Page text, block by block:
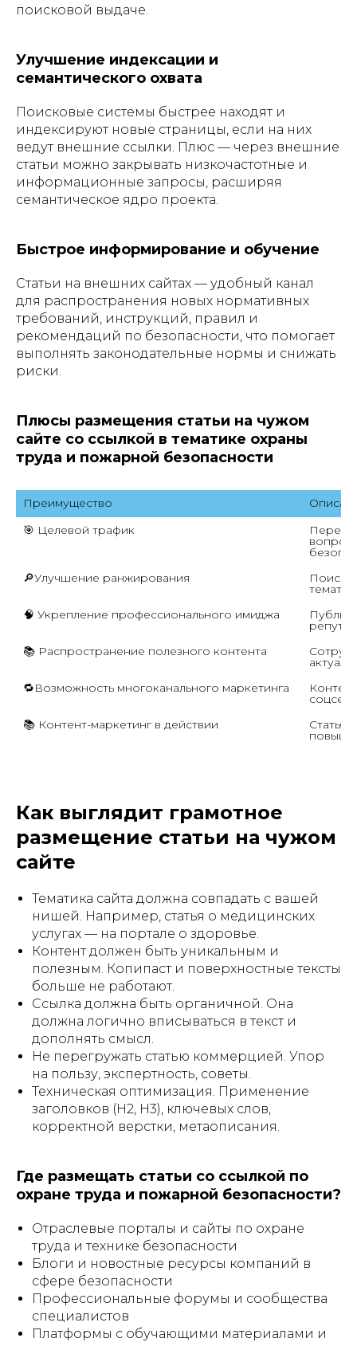
поисковой выдаче.
Улучшение индексации и
семантического охвата
Поисковые системы быстрее находят и
индексируют новые страницы, если на них
ведут внешние ссылки. Плюс — через внешние
статьи можно закрывать низкочастотные и
информационные запросы, расширяя
семантическое ядро проекта.
Быстрое информирование и обучение
Статьи на внешних сайтах — удобный канал
для распространения новых нормативных
требований, инструкций, правил и
рекомендаций по безопасности, что помогает
выполнять законодательные нормы и снижать
риски.
Плюсы размещения статьи на чужом
сайте со ссылкой в тематике охраны
труда и пожарной безопасности
Преимущество
🎯 Целевой трафик
🔎Улучшение ранжирования
🧠 Укрепление профессионального имиджа
📚 Распространение полезного контента
🔁Возможность многоканального маркетинга
📚 Контент-маркетинг в действии
Статья
Как выглядит грамотное
размещение статьи на чужом
сайте
Тематика сайта должна совпадать с вашей
нишей. Например, статья о медицинских
услугах — на портале о здоровье.
Контент должен быть уникальным и
полезным. Копипаст и поверхностные тексты
больше не работают.
Ссылка должна быть органичной. Она
должна логично вписываться в текст и
дополнять смысл.
Не перегружать статью коммерцией. Упор
на пользу, экспертность, советы.
Техническая оптимизация. Применение
заголовков (H2, H3), ключевых слов,
корректной верстки, метаописания.
Где размещать статьи со ссылкой по
охране труда и пожарной безопасности?
Отраслевые порталы и сайты по охране
труда и технике безопасности
Блоги и новостные ресурсы компаний в
сфере безопасности
Профессиональные форумы и сообщества
специалистов
Платформы с обучающими материалами и